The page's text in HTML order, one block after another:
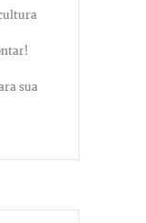
sua